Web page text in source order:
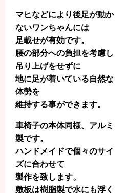
マヒなどにより後足が動か
ないワンちゃんには
足載せが有効です。
腰の部分への負担を考慮し
吊り上げをせずに
地に足が着いている自然な
体勢を
維持する事ができます。
車椅子の本体同様、アルミ
製です。
ハンドメイドで個々のサイ
ズに合わせて
製作を致します。
敷板は樹脂製で水にも浮く